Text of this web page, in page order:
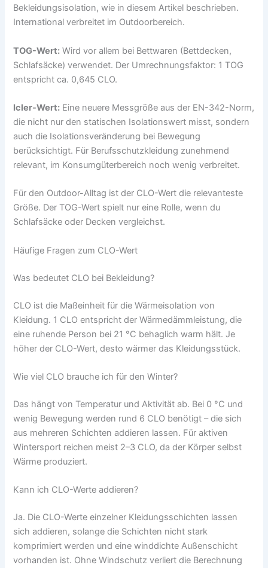
Bekleidungsisolation, wie in diesem Artikel beschrieben.
International verbreitet im Outdoorbereich.
TOG-Wert: Wird vor allem bei Bettwaren (Bettdecken,
Schlafsäcke) verwendet. Der Umrechnungsfaktor: 1 TOG
entspricht ca. 0,645 CLO.
Icler-Wert: Eine neuere Messgröße aus der EN-342-Norm,
die nicht nur den statischen Isolationswert misst, sondern
auch die Isolationsveränderung bei Bewegung
berücksichtigt. Für Berufsschutzkleidung zunehmend
relevant, im Konsumgüterbereich noch wenig verbreitet.
Für den Outdoor-Alltag ist der CLO-Wert die relevanteste
Größe. Der TOG-Wert spielt nur eine Rolle, wenn du
Schlafsäcke oder Decken vergleichst.
Häufige Fragen zum CLO-Wert
Was bedeutet CLO bei Bekleidung?
CLO ist die Maßeinheit für die Wärmeisolation von
Kleidung. 1 CLO entspricht der Wärmedämmleistung, die
eine ruhende Person bei 21 °C behaglich warm hält. Je
höher der CLO-Wert, desto wärmer das Kleidungsstück.
Wie viel CLO brauche ich für den Winter?
Das hängt von Temperatur und Aktivität ab. Bei 0 °C und
wenig Bewegung werden rund 6 CLO benötigt – die sich
aus mehreren Schichten addieren lassen. Für aktiven
Wintersport reichen meist 2–3 CLO, da der Körper selbst
Wärme produziert.
Kann ich CLO-Werte addieren?
Ja. Die CLO-Werte einzelner Kleidungsschichten lassen
sich addieren, solange die Schichten nicht stark
komprimiert werden und eine winddichte Außenschicht
vorhanden ist. Ohne Windschutz verliert die Berechnung